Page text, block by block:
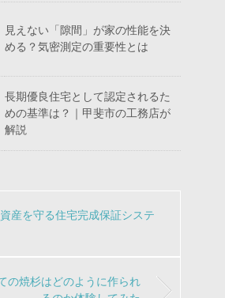
見えない「隙間」が家の性能を決
める？気密測定の重要性とは
長期優良住宅として認定されるた
めの基準は？｜甲斐市の工務店が
解説
産を守る住宅完成保証システ
の焼杉はどのように作られ